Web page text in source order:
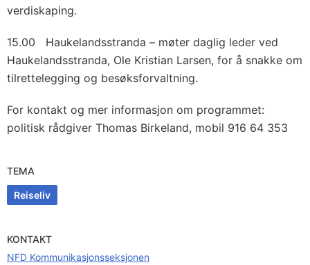
verdiskaping.
15.00 Haukelandsstranda – møter daglig leder ved
Haukelandsstranda, Ole Kristian Larsen, for å snakke om
tilrettelegging og besøksforvaltning.
For kontakt og mer informasjon om programmet:
politisk rådgiver Thomas Birkeland, mobil 916 64 353
TEMA
Reiseliv
KONTAKT
NFD Kommunikasjonsseksjonen